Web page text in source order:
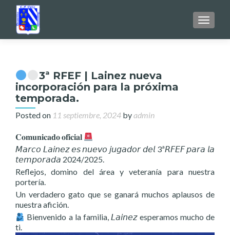
3ª RFEF | Lainez nueva
incorporación para la próxima
temporada.
Posted on 11 septiembre, 2024 byadmin
𝐂𝐨𝐦𝐮𝐧𝐢𝐜𝐚𝐝𝐨 𝐨𝐟𝐢𝐜𝐢𝐚𝐥
𝘔𝘢𝘳𝘤𝘰 𝘓𝘢𝘪𝘯𝘦𝘻 𝘦𝘴 𝘯𝘶𝘦𝘷𝘰 𝘫𝘶𝘨𝘢𝘥𝘰𝘳 𝘥𝘦𝘭 3ª𝘙𝘍𝘌𝘍 𝘱𝘢𝘳𝘢 𝘭𝘢
𝘵𝘦𝘮𝘱𝘰𝘳𝘢𝘥𝘢 2024/2025.
Reflejos, domino del área y veteranía para nuestra
portería.
Un verdadero gato que se ganará muchos aplausos de
nuestra afición.
Bienvenido a la familia, 𝘓𝘢𝘪𝘯𝘦𝘻 esperamos mucho de
ti.